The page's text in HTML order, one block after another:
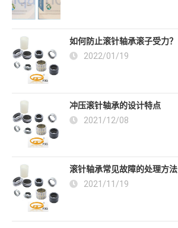
如何防止滚针轴承滚子受力？
2022/01/19
冲压滚针轴承的设计特点
2021/12/08
滚针轴承常见故障的处理方法
2021/11/19